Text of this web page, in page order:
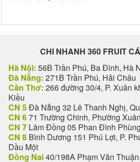
CHI NHANH 360 FRUIT
Hà Nội: 56B Trần Phú, Ba Đình, Hà
Đà Nẵng: 271B Trần Phú, Hải Châu
Cần Thơ: 266 đường 30/4, P. Xuân
Kiều
CN 5Đà Nẵng 32 Lê Thanh Nghị,
CN 671 Trường Chinh, Phường
CN 7 Lâm Đồng 05 Phan Đình Phùng
CN 8 Bình Dương 151 Phú Lợi, P.
Dầu Một
Đồng Nai40/198A Phạm Văn